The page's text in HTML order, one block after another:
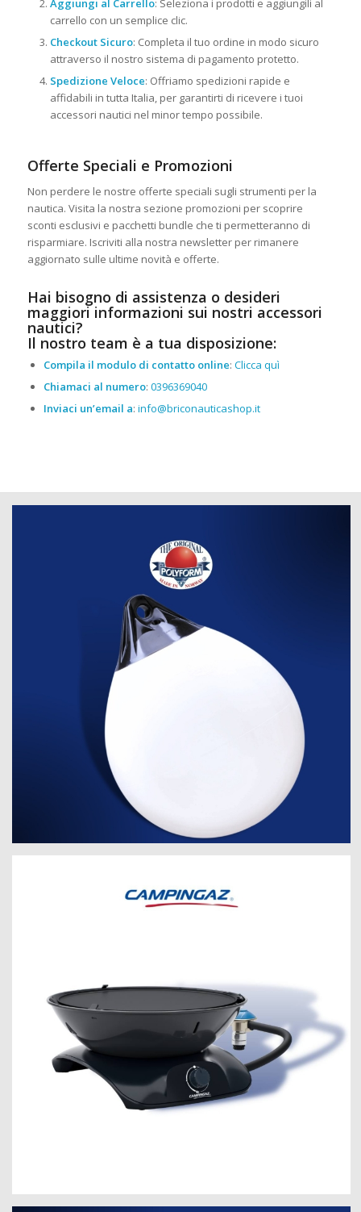
Aggiungi al Carrello: Seleziona i prodotti e aggiungili al
carrello con un semplice clic.
Checkout Sicuro: Completa il tuo ordine in modo sicuro
attraverso il nostro sistema di pagamento protetto.
Spedizione Veloce: Offriamo spedizioni rapide e
affidabili in tutta Italia, per garantirti di ricevere i tuoi
accessori nautici nel minor tempo possibile.
Offerte Speciali e Promozioni
Non perdere le nostre offerte speciali sugli strumenti per la
nautica. Visita la nostra sezione promozioni per scoprire
sconti esclusivi e pacchetti bundle che ti permetteranno di
risparmiare. Iscriviti alla nostra newsletter per rimanere
aggiornato sulle ultime novità e offerte.
Hai bisogno di assistenza o desideri
maggiori informazioni sui nostri accessori
nautici?
Il nostro team è a tua disposizione:
Compila il modulo di contatto online: Clicca quì
Chiamaci al numero: 0396369040
Inviaci un’email a: info@briconauticashop.it